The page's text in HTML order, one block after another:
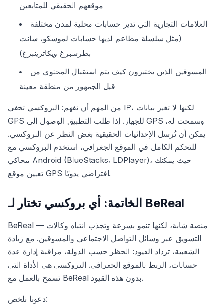
موقعهم الحقيقي للمتابعين
العلامات التجارية التي تدير حسابات محلية لمدن مختلفة
(مثل سلسلة مطاعم لديها حسابات لموسكو، سانت
بطرسبرغ ويكاترينبرغ)
المسوقين الذين يختبرون كيف يتم استقبال المحتوى من
قبل الجمهور من منطقة معينة
من المهم أن نفهم: البروكسي تخفي IP، لكنها لا تغير بيانات
GPS للجهاز. إذا طلب التطبيق الوصول إلى GPS وسمحت له،
يمكن أن تُرسل الإحداثيات الحقيقية بغض النظر عن البروكسي.
للتحكم الكامل في الموقع الجغرافي، استخدم البروكسي مع
محاكي Android (BlueStacks، LDPlayer)، حيث يمكنك
تعيين موقع GPS افتراضي يدويًا.
الخاتمة: أي بروكسي تختار لـ BeReal
BeReal — منصة شابة، لكنها تنمو بسرعة وتجذب انتباه وكالات
التسويق عبر وسائل التواصل الاجتماعي والمسوقين. مع زيادة
الشعبية، تزداد القيود: الحظر حسب الدولة، مراقبة إدارة عدة
حسابات، الربط بالموقع الجغرافي. البروكسي هي الأداة التي
تسمح بالعمل مع BeReal بدون هذه القيود.
دعونا نلخص: